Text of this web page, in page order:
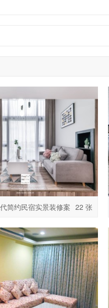
简约民宿实景装修案 22 张